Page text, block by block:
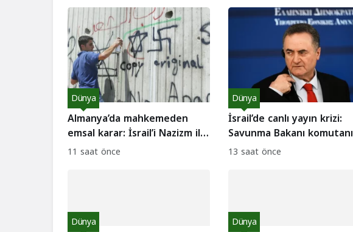
Almanya’da mahkemeden
emsal karar: İsrail’i Nazizm ile
kıyaslamak suç değil
Dünya
11 saat önce
İsrail’de canlı yayın krizi:
Savunma Bakanı komutanı
kovdu
Dünya
13 saat önce
Dünya Dünya